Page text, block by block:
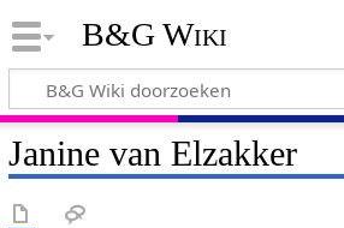
B&G Wiki
Janine van Elzakker